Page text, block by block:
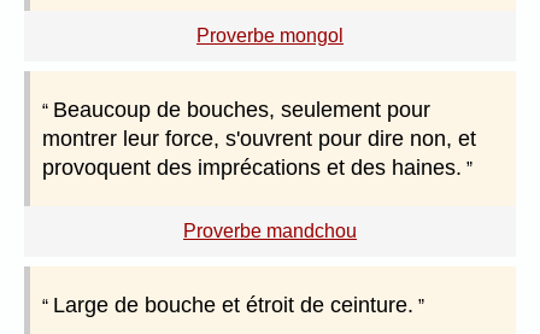
Proverbe mongol
Beaucoup de bouches, seulement pour
montrer leur force, s'ouvrent pour dire non, et
provoquent des imprécations et des haines.
Proverbe mandchou
Large de bouche et étroit de ceinture.